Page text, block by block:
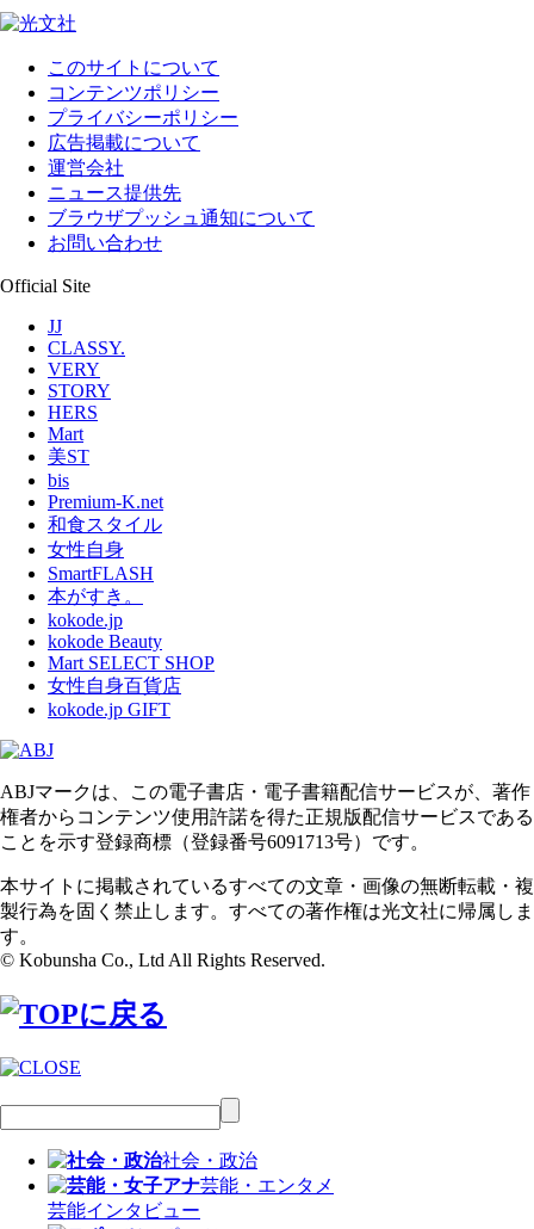
このサイトについて
コンテンツポリシー
プライバシーポリシー
広告掲載について
運営会社
ニュース提供先
ブラウザプッシュ通知について
お問い合わせ
Official Site
JJ
CLASSY.
VERY
STORY
HERS
Mart
美ST
bis
Premium-K.net
和食スタイル
女性自身
SmartFLASH
本がすき。
kokode.jp
kokode Beauty
Mart SELECT SHOP
女性自身百貨店
kokode.jp GIFT
ABJマークは、この電子書店・電子書籍配信サービスが、著作
権者からコンテンツ使用許諾を得た正規版配信サービスである
ことを示す登録商標（登録番号6091713号）です。
本サイトに掲載されているすべての文章・画像の無断転載・複
製行為を固く禁止します。すべての著作権は光文社に帰属しま
す。
© Kobunsha Co., Ltd All Rights Reserved.
社会・政治
芸能・エンタメ
芸能インタビュー